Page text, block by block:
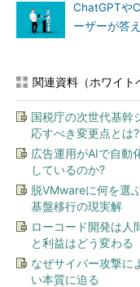
ChatGPTや
ーザーが答
関連資料（ホワイト
国税庁の次世代基幹
応すべき変更点とは?
広告運用がAIで自動
しているのか?
脱VMwareに何を選
基盤移行の現実解
ローコード開発は人
と利益はどう変わる
なぜサイバー攻撃に
い本質に迫る